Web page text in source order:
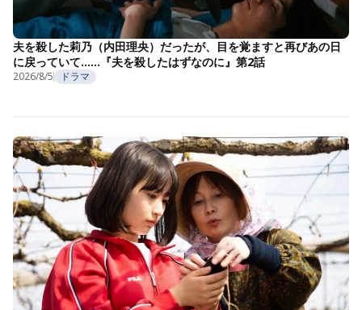
夫を殺した莉乃（内田理央）だったが、目を覚ますと再びあの日
に戻っていて……『夫を殺したはずなのに』第2話
2026/8/5 ドラマ